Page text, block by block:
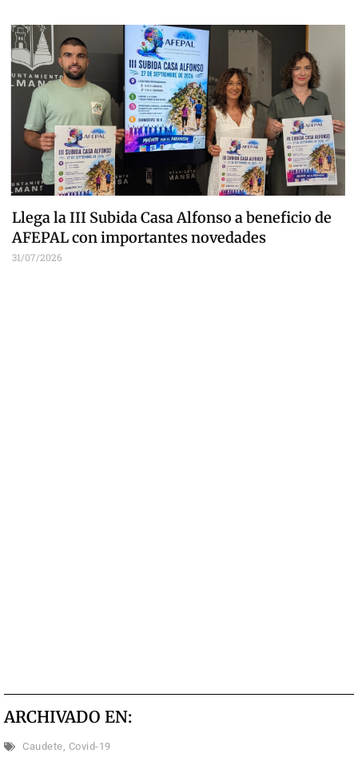
Llega la III Subida Casa Alfonso a beneficio de
AFEPAL con importantes novedades
31/07/2026
ARCHIVADO EN:
Caudete, Covid-19